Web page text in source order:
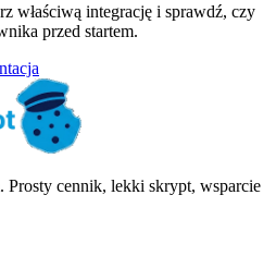
właściwą integrację i sprawdź, czy
przed startem.
cennik, lekki skrypt, wsparcie